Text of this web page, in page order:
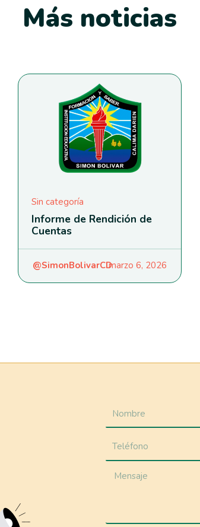
Más noticias
Sin categoría
Informe de Rendición de
Cuentas
@SimonBolivarCDmarzo 6, 2026